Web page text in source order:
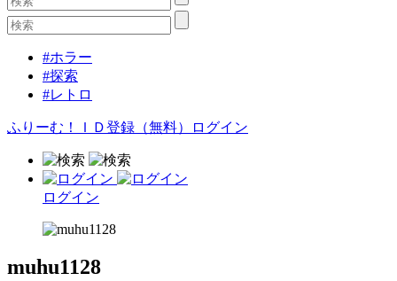
#ホラー
#探索
#レトロ
ふりーむ！ＩＤ登録（無料） ログイン
ログイン
muhu1128